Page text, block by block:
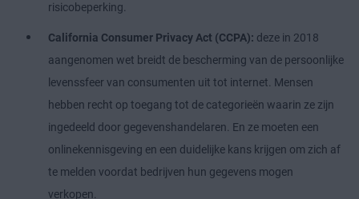
risicobeperking.
California Consumer Privacy Act (CCPA): deze in 2018
aangenomen wet breidt de bescherming van de persoonlijke
levenssfeer van consumenten uit tot internet. Mensen
hebben recht op toegang tot de categorieën waarin ze zijn
ingedeeld door gegevenshandelaren. En ze moeten een
onlinekennisgeving en een duidelijke kans krijgen om zich af
te melden voordat bedrijven hun gegevens mogen
verkopen.